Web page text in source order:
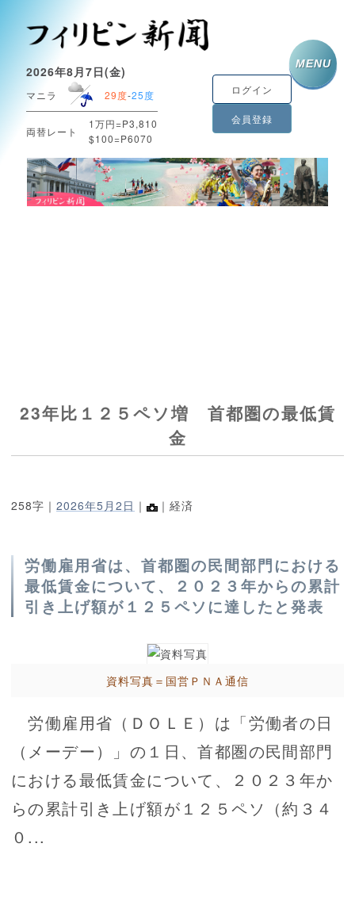
2026年8月7日(金)
マニラ 29度-25度
両替レート
1万円=P3,810
$100=P6070
ログイン
会員登録
MENU
23年比１２５ペソ増 首都圏の最低賃
金
258字｜ 2026年5月2日 ｜ ｜経済
労働雇用省は、首都圏の民間部門における
最低賃金について、２０２３年からの累計
引き上げ額が１２５ペソに達したと発表
資料写真＝国営ＰＮＡ通信
労働雇用省（ＤＯＬＥ）は「労働者の日
（メーデー）」の１日、首都圏の民間部門
における最低賃金について、２０２３年か
らの累計引き上げ額が１２５ペソ（約３４
０...